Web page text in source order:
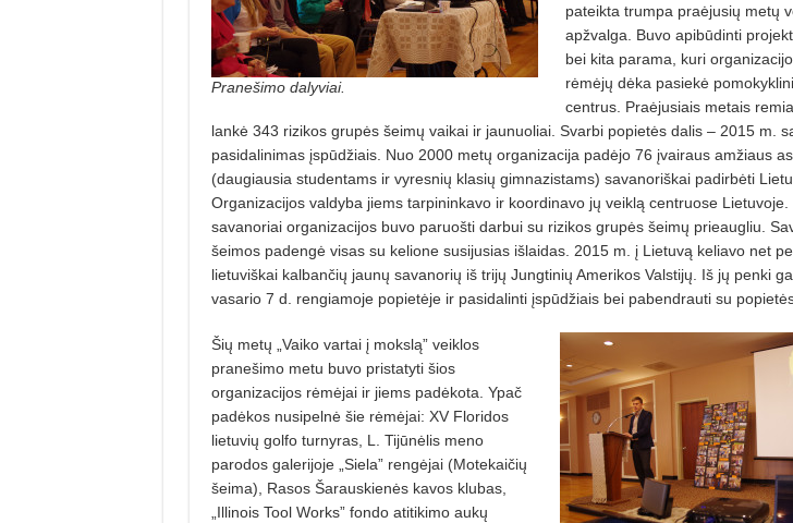
Pranešimo dalyviai.
pateikta trumpa praėjusių metų
apžvalga. Buvo apibūdinti
bei kita parama, kuri
rėmėjų dėka pasiekė
centrus. Praėjusiais metais
lankė 343 rizikos grupės šeimų vaikai ir jaunuoliai. Svarbi popietės dalis – 2015 m.
pasidalinimas įspūdžiais. Nuo 2000 metų organizacija padėjo 76 įvairaus amžiaus
(daugiausia studentams ir vyresnių klasių gimnazistams) savanoriškai padirbėti
Organizacijos valdyba jiems tarpininkavo ir koordinavo jų veiklą centruose Lietuvoje.
savanoriai organizacijos buvo paruošti darbui su rizikos grupės šeimų prieaugliu.
šeimos padengė visas su kelione susijusias išlaidas. 2015 m. į Lietuvą keliavo net
lietuviškai kalbančių jaunų savanorių iš trijų Jungtinių Amerikos Valstijų. Iš jų penki
vasario 7 d. rengiamoje popietėje ir pasidalinti įspūdžiais bei pabendrauti su
Šių metų „Vaiko vartai į mokslą” veiklos
pranešimo metu buvo pristatyti šios
organizacijos rėmėjai ir jiems padėkota. Ypač
padėkos nusipelnė šie rėmėjai: XV Floridos
lietuvių golfo turnyras, L. Tijūnėlis meno
parodos galerijoje „Siela” rengėjai (Motekaičių
šeima), Rasos Šarauskienės kavos klubas,
„Illinois Tool Works” fondo atitikimo aukų